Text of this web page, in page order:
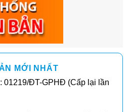
MỚI NHẤT
01219/ĐT-GPHĐ (Cấp lại lần